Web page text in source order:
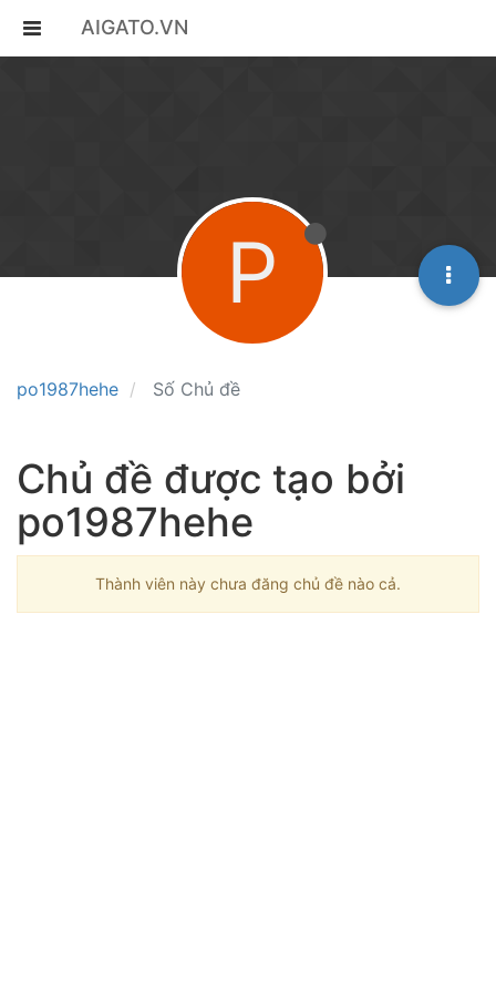
AIGATO.VN
po1987hehe Số Chủ đề
P
Chủ đề được tạo bởi
po1987hehe
Thành viên này chưa đăng chủ đề nào cả.